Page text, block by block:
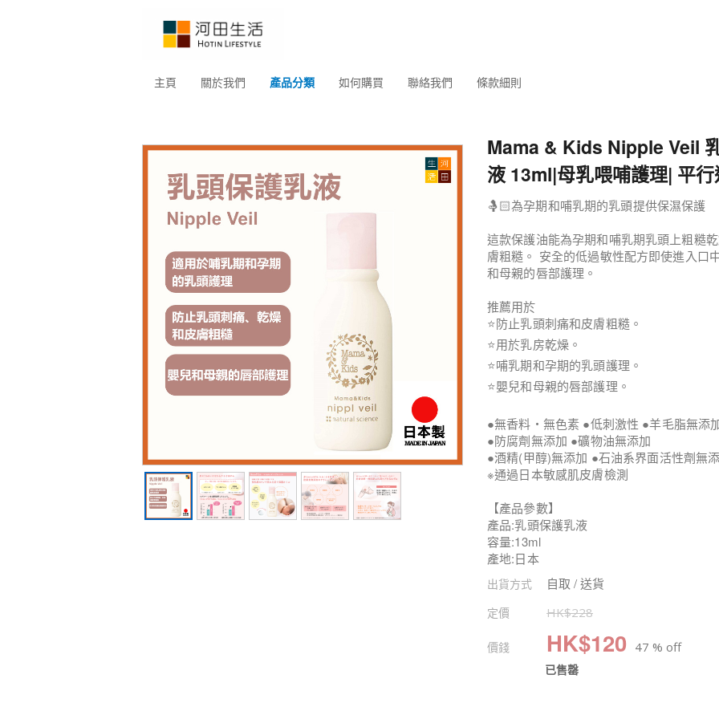
主頁 關於我們 產品分類 如何購買 聯絡我們 條款細則
Mama & Kids Nipple Veil
液 13ml|母乳喂哺護理| 平
🤱🏻為孕期和哺乳期的乳頭提供保濕保護
這款保護油能為孕期和哺乳期乳頭上粗糙
膚粗糙。 安全的低過敏性配方即使進入口
和母親的唇部護理。
推薦用於
⭐防止乳頭刺痛和皮膚粗糙。
⭐用於乳房乾燥。
⭐哺乳期和孕期的乳頭護理。
⭐嬰兒和母親的唇部護理。
●無香料・無色素 ●低刺激性 ●羊毛脂無添
●防腐劑無添加 ●礦物油無添加
●酒精(甲醇)無添加 ●石油系界面活性劑無
※通過日本敏感肌皮膚檢測
【產品參數】
產品:乳頭保護乳液
容量:13ml
產地:日本
出貨方式 自取 / 送貨
定價 HK$228
價錢 HK$120 47 % off
已售罄